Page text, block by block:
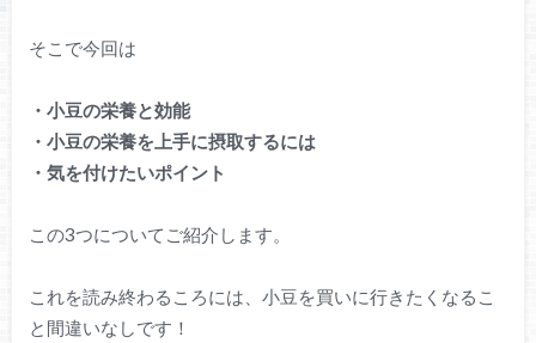
そこで今回は
・小豆の栄養と効能
・小豆の栄養を上手に摂取するには
・気を付けたいポイント
この3つについてご紹介します。
これを読み終わるころには、小豆を買いに行きたくなるこ
と間違いなしです！